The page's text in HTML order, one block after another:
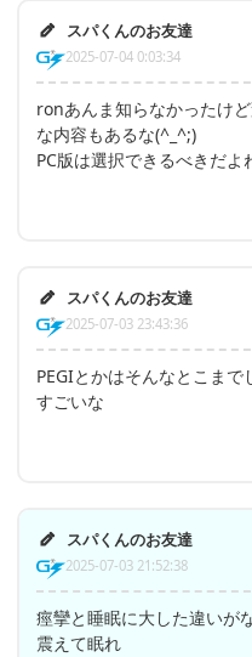
スパくんのお友達
2025-07-04 0:03:34
ronあんま知らなかったけ
な内容もあるな(^_^;)
PC版は選択できるべきだよ
スパくんのお友達
2025-07-03 23:43:36
PEGIとかはそんなとこま
すごいな
スパくんのお友達
2025-07-03 21:52:38
痙攣と睡眠に大した違いが
震えて眠れ